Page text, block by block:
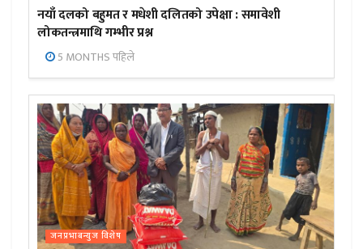
नयाँ दलको बहुमत र मधेशी दलितको उपेक्षा : समावेशी
लोकतन्त्रमाथि गम्भीर प्रश्न
5 MONTHS पहिले
जनप्रभाबन्युज विशेष